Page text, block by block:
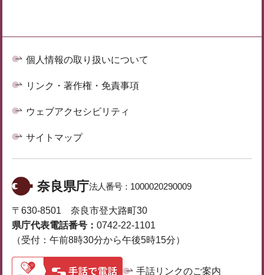
個人情報の取り扱いについて
リンク・著作権・免責事項
ウェブアクセシビリティ
サイトマップ
奈良県庁法人番号： 1000020290009
〒630-8501 奈良市登大路町30
県庁代表電話番号： 0742-22-1101
（受付：午前8時30分から午後5時15分）
手話リンクのご案内